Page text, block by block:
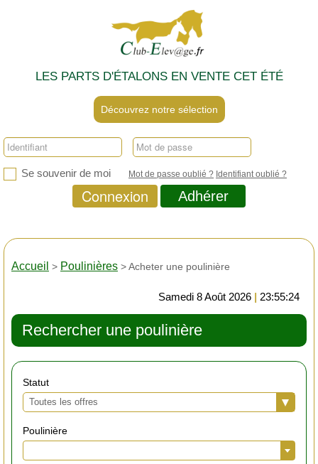
LES PARTS D'ÉTALONS EN VENTE CET ÉTÉ
Découvrez notre sélection
Se souvenir de moi Mot de passe oublié ? Identifiant oublié ?
Connexion Adhérer
Accueil > Poulinières > Acheter une poulinière
Samedi 8 Août 2026 | 23:55:25
Rechercher une poulinière
Statut
Toutes les offres
Poulinière